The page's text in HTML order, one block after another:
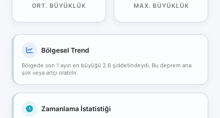
ORT. BÜYÜKLÜK MAX. BÜYÜKLÜK
Bölgesel Trend
Bölgede son 1 ayın en büyüğü 2.6 şiddetindeydi. Bu deprem ana
şok veya artçı olabilir.
Zamanlama İstatistiği